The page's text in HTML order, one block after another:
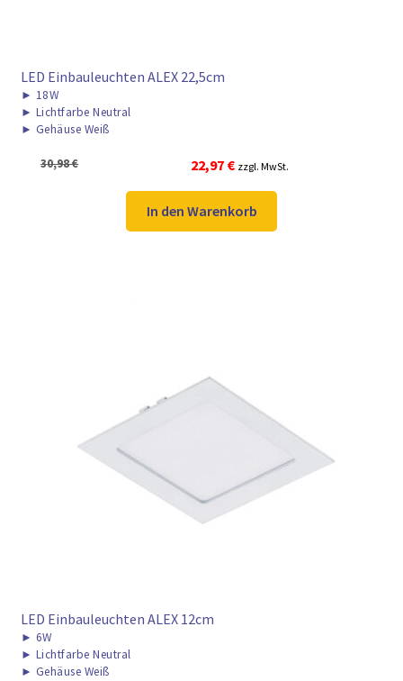
LED Einbauleuchten ALEX 22,5cm
► 18W
► Lichtfarbe Neutral
► Gehäuse Weiß
30,98€
Ursprünglicher
war:
30,98 €
22,97 €Aktueller
ist:
22,97 €.
zzgl. MwSt.
In den Warenkorb
LED Einbauleuchten ALEX 12cm
► 6W
► Lichtfarbe Neutral
► Gehäuse Weiß